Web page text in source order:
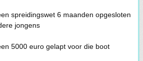
spreidingswet 6 maanden opgesloten
jongens
5000 euro gelapt voor die boot